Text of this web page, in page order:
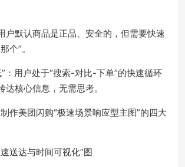
户默认商品是正品、安全的，但需要快速
个”。
：用户处于“搜索-对比-下单”的快速循环
达核心信息，无需思考。
作美团闪购“极速场景响应型主图”的四大
送达与时间可视化”图